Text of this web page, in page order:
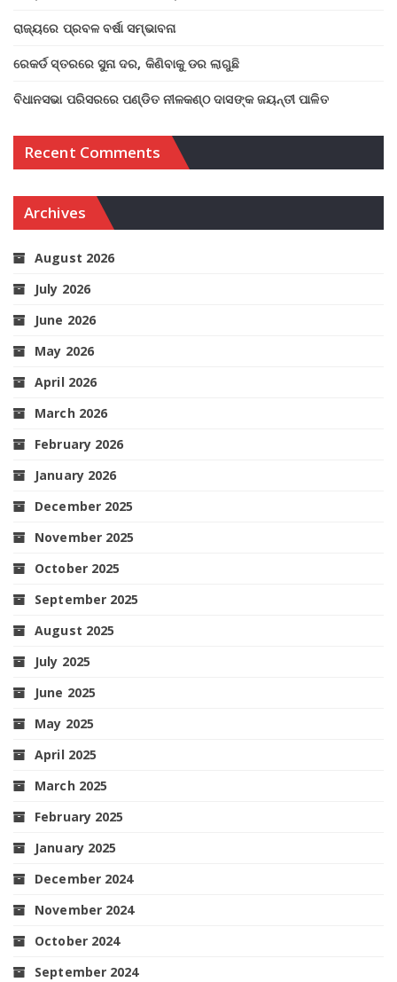
ରାଜ୍ୟରେ ପ୍ରବଳ ବର୍ଷା ସମ୍ଭାବନା
ରେକର୍ଡ ସ୍ତରରେ ସୁନା ଦର, କିଣିବାକୁ ଡର ଲାଗୁଛି
ବିଧାନସଭା ପରିସରରେ ପଣ୍ଡିତ ନୀଳକଣ୍ଠ ଦାସଙ୍କ ଜୟନ୍ତୀ ପାଳିତ
Recent Comments
Archives
August 2026
July 2026
June 2026
May 2026
April 2026
March 2026
February 2026
January 2026
December 2025
November 2025
October 2025
September 2025
August 2025
July 2025
June 2025
May 2025
April 2025
March 2025
February 2025
January 2025
December 2024
November 2024
October 2024
September 2024